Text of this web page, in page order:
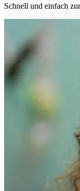
Schnell und einfach